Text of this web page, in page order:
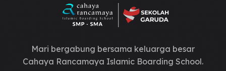
Mari bergabung bersama keluarga besar
Cahaya Rancamaya Islamic Boarding School.